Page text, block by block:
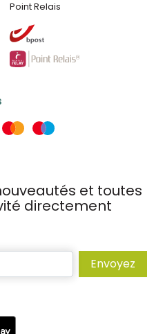
Point Relais
et toutes
directement
Envoyez